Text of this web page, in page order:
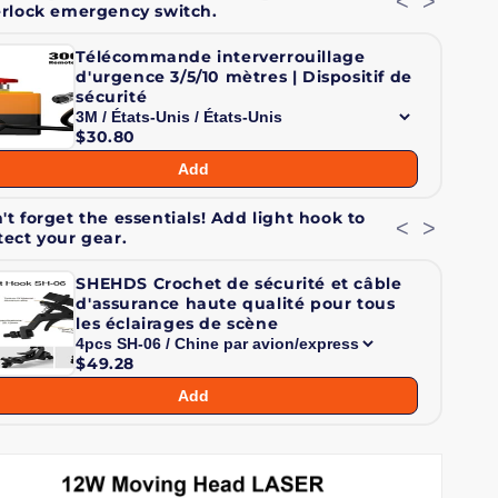
Effet
emergency switch.
Télécommande interverrouillage
d'urgence 3/5/10 mètres | Dispositif de
sécurité
$30.80
Add
forget the essentials! Add light hook to
your gear.
< >
SHEHDS Crochet de sécurité et câble
d'assurance haute qualité pour tous
les éclairages de scène
$49.28
Add